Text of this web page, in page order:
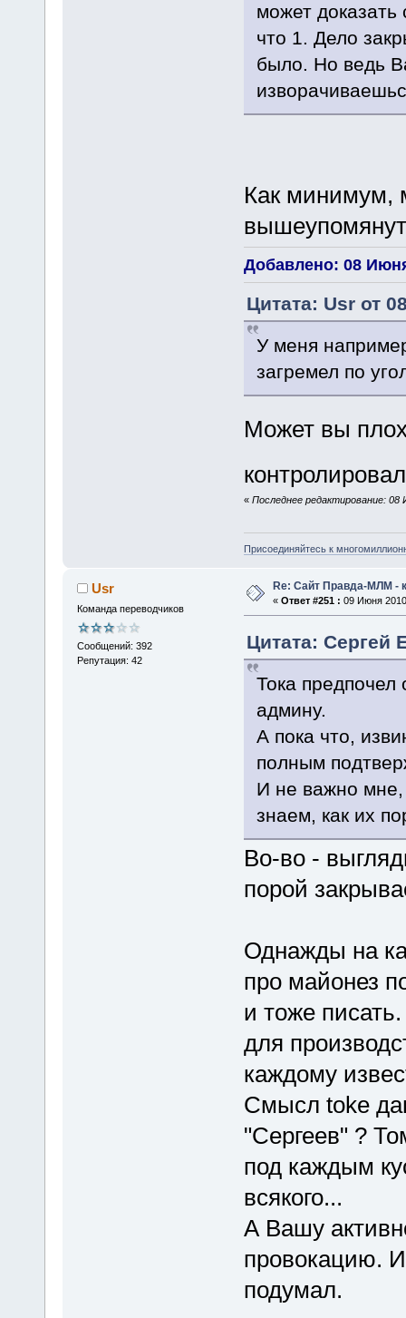
может
что 1. Дело
было. Но ведь
Как минимум,
Добавлено: 08
Цитата: Usr от
У меня
загремел по
Может вы
« Последнее редактирование: 08
Присоединяйтесь к
Usr
Команда переводчиков
Сообщений: 392
Репутация: 42
Re: Сайт Правда-МЛМ -
« Ответ #251 : 09 Июня
Цитата: Сергей
Тока предпочел
админу.
А пока что,
полным
И не важно мне,
знаем, как их
Во-во -
порой
Однажды на
про майонез
и тоже
для
каждому
Смысл toke
"Сергеев" ?
под каждым
всякого...
А Вашу
провокацию.
подумал.